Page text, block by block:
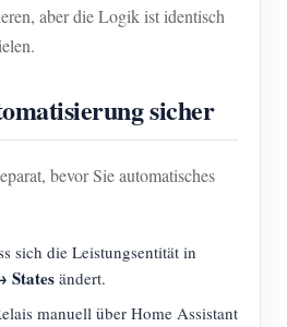
aber die Logik ist identisch
sicher
bevor Sie automatisches
sich die Leistungsentität in
Statesändert.
manuell über Home Assistant